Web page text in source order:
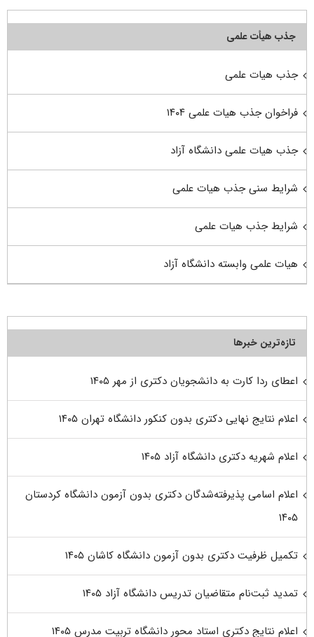
جذب هیأت علمی
جذب هیات علمی
فراخوان جذب هیات علمی ۱۴۰۴
جذب هیات علمی دانشگاه آزاد
شرایط سنی جذب هیات علمی
شرایط جذب هیات علمی
هیات علمی وابسته دانشگاه آزاد
تازه‌ترین خبرها
اعطای ردا کارت به دانشجویان دکتری از مهر ۱۴۰۵
اعلام نتایج نهایی دکتری بدون کنکور دانشگاه تهران ۱۴۰۵
اعلام شهریه دکتری دانشگاه آزاد ۱۴۰۵
اعلام اسامی پذیرفته‌شدگان دکتری بدون آزمون دانشگاه کردستان
۱۴۰۵
تکمیل ظرفیت دکتری بدون آزمون دانشگاه کاشان ۱۴۰۵
تمدید ثبت‌نام متقاضیان تدریس دانشگاه آزاد ۱۴۰۵
اعلام نتایج دکتری استاد محور دانشگاه تربیت مدرس ۱۴۰۵